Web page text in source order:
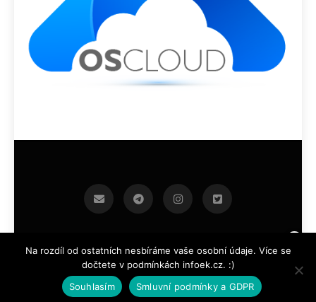
infoek.cz 2026.Developed By BlazeThemes .
Na rozdíl od ostatních nesbíráme vaše osobní údaje. Více se
dočtete v podmínkách infoek.cz. :)
Souhlasím
Smluvní podmínky a GDPR